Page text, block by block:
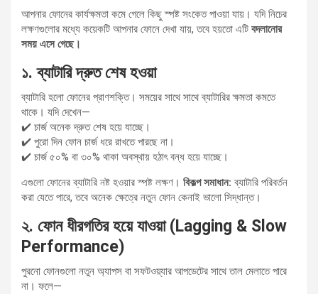
আপনার ফোনের কার্যক্ষমতা কমে গেলে কিছু স্পষ্ট সংকেত পাওয়া যায়। যদি নিচের
লক্ষণগুলোর মধ্যে কয়েকটি আপনার ফোনে দেখা যায়, তবে হয়তো এটি বদলানোর
সময় এসে গেছে।
১. ব্যাটারি দ্রুত শেষ হওয়া
ব্যাটারি হলো ফোনের প্রাণশক্তি। সময়ের সাথে সাথে ব্যাটারির ক্ষমতা কমতে
থাকে। যদি দেখেন—
✔️ চার্জ অনেক দ্রুত শেষ হয়ে যাচ্ছে।
✔️ পুরো দিন ফোন চার্জ ধরে রাখতে পারছে না।
✔️ চার্জ ৫০% বা ৩০% থাকা অবস্থায় হঠাৎ বন্ধ হয়ে যাচ্ছে।
এগুলো ফোনের ব্যাটারি নষ্ট হওয়ার স্পষ্ট লক্ষণ। বিকল্প সমাধান: ব্যাটারি পরিবর্তন
করা যেতে পারে, তবে অনেক ক্ষেত্রে নতুন ফোন কেনাই ভালো সিদ্ধান্ত।
২. ফোন ধীরগতির হয়ে যাওয়া (Lagging & Slow
Performance)
পুরনো ফোনগুলো নতুন অ্যাপস বা সফটওয়্যার আপডেটের সাথে তাল মেলাতে পারে
না। ফলে—